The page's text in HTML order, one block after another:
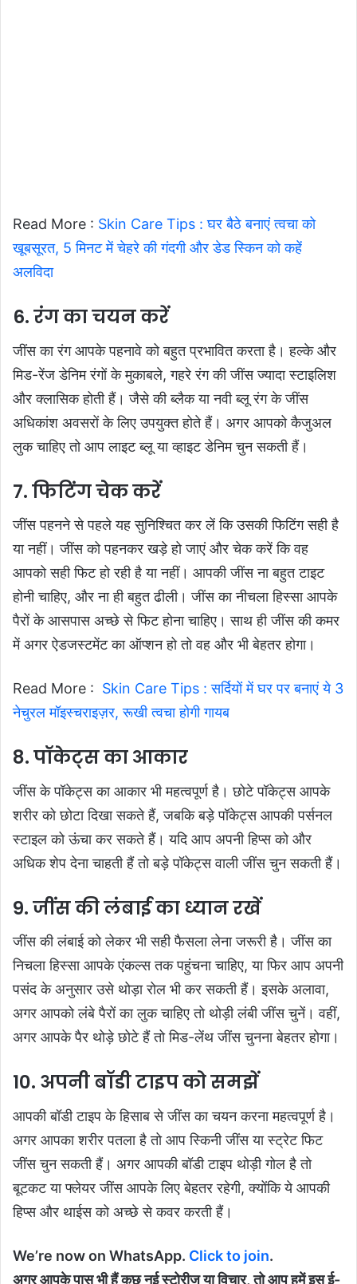
Read More : Skin Care Tips : घर बैठे बनाएं त्वचा को
खूबसूरत, 5 मिनट में चेहरे की गंदगी और डेड स्किन को कहें
अलविदा
6. रंग का चयन करें
जींस का रंग आपके पहनावे को बहुत प्रभावित करता है। हल्के और
मिड-रेंज डेनिम रंगों के मुकाबले, गहरे रंग की जींस ज्यादा स्टाइलिश
और क्लासिक होती हैं। जैसे की ब्लैक या नवी ब्लू रंग के जींस
अधिकांश अवसरों के लिए उपयुक्त होते हैं। अगर आपको कैजुअल
लुक चाहिए तो आप लाइट ब्लू या व्हाइट डेनिम चुन सकती हैं।
7. फिटिंग चेक करें
जींस पहनने से पहले यह सुनिश्चित कर लें कि उसकी फिटिंग सही है
या नहीं। जींस को पहनकर खड़े हो जाएं और चेक करें कि वह
आपको सही फिट हो रही है या नहीं। आपकी जींस ना बहुत टाइट
होनी चाहिए, और ना ही बहुत ढीली। जींस का नीचला हिस्सा आपके
पैरों के आसपास अच्छे से फिट होना चाहिए। साथ ही जींस की कमर
में अगर ऐडजस्टमेंट का ऑप्शन हो तो वह और भी बेहतर होगा।
Read More : Skin Care Tips : सर्दियों में घर पर बनाएं ये 3
नेचुरल मॉइस्चराइज़र, रूखी त्वचा होगी गायब
8. पॉकेट्स का आकार
जींस के पॉकेट्स का आकार भी महत्वपूर्ण है। छोटे पॉकेट्स आपके
शरीर को छोटा दिखा सकते हैं, जबकि बड़े पॉकेट्स आपकी पर्सनल
स्टाइल को ऊंचा कर सकते हैं। यदि आप अपनी हिप्स को और
अधिक शेप देना चाहती हैं तो बड़े पॉकेट्स वाली जींस चुन सकती हैं।
9. जींस की लंबाई का ध्यान रखें
जींस की लंबाई को लेकर भी सही फैसला लेना जरूरी है। जींस का
निचला हिस्सा आपके एंकल्स तक पहुंचना चाहिए, या फिर आप अपनी
पसंद के अनुसार उसे थोड़ा रोल भी कर सकती हैं। इसके अलावा,
अगर आपको लंबे पैरों का लुक चाहिए तो थोड़ी लंबी जींस चुनें। वहीं,
अगर आपके पैर थोड़े छोटे हैं तो मिड-लेंथ जींस चुनना बेहतर होगा।
10. अपनी बॉडी टाइप को समझें
आपकी बॉडी टाइप के हिसाब से जींस का चयन करना महत्वपूर्ण है।
अगर आपका शरीर पतला है तो आप स्किनी जींस या स्ट्रेट फिट
जींस चुन सकती हैं। अगर आपकी बॉडी टाइप थोड़ी गोल है तो
बूटकट या फ्लेयर जींस आपके लिए बेहतर रहेगी, क्योंकि ये आपकी
हिप्स और थाईस को अच्छे से कवर करती हैं।
We’re now on WhatsApp. Click to join.
अगर आपके पास भी हैं कुछ नई स्टोरीज या विचार, तो आप हमें इस ई-